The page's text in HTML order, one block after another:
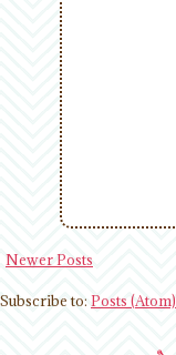
Newer Posts
Subscribe to: Posts (Atom)